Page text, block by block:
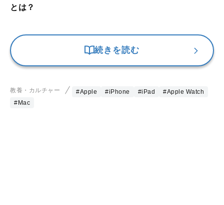
とは？
続きを読む
教養・カルチャー #Apple #iPhone #iPad
#Apple Watch
#Mac